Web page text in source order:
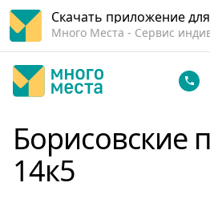
Скачать приложение
Борисовские
14к5